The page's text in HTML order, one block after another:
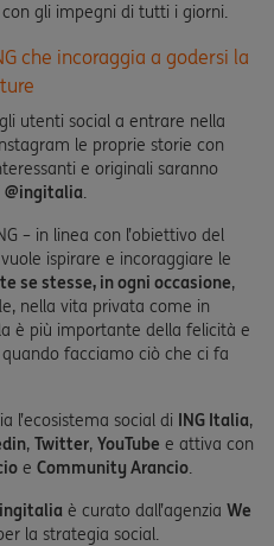
gli impegni di tutti i giorni.
che incoraggia a godersi la
utenti social a entrare nella
le proprie storie con
e originali saranno
@ingitalia.
– in linea con l’obiettivo del
ispirare e incoraggiare le
se stesse, in ogni occasione,
nella vita privata come in
è più importante della felicità e
facciamo ciò che ci fa
l’ecosistema social di ING Italia,
, Twitter, YouTube e attiva con
e Community Arancio.
è curato dall’agenzia We
la strategia social.